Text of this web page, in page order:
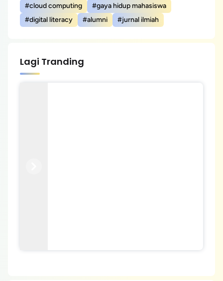
#cloud computing
#gaya hidup mahasiswa
#digital literacy
#alumni #jurnal ilmiah
Lagi Tranding